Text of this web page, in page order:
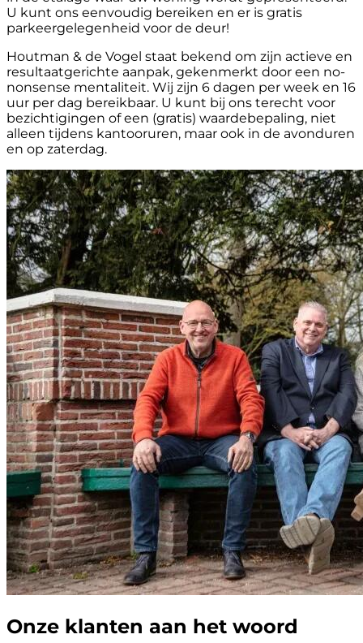
U kunt ons eenvoudig bereiken en er is gratis
parkeergelegenheid voor de deur!
Houtman & de Vogel staat bekend om zijn actieve en
resultaatgerichte aanpak, gekenmerkt door een no-
nonsense mentaliteit. Wij zijn 6 dagen per week en 16
uur per dag bereikbaar. U kunt bij ons terecht voor
bezichtigingen of een (gratis) waardebepaling, niet
alleen tijdens kantooruren, maar ook in de avonduren
en op zaterdag.
Onze klanten aan het woord